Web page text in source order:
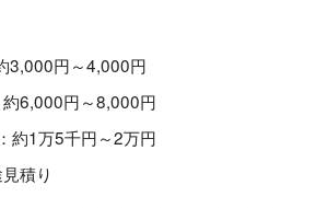
3,000円～4,000円
6,000円～8,000円
約1万5千円～2万円
積り